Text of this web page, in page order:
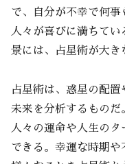
で、自分が不幸で何事
人々が喜びに満ちて
景には、占星術が大き
占星術は、惑星の配置
未来を分析するものだ
人々の運命や人生の
できる。幸運な時期や